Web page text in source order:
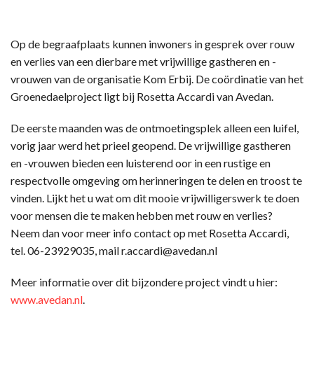
Op de begraafplaats kunnen inwoners in gesprek over rouw
en verlies van een dierbare met vrijwillige gastheren en -
vrouwen van de organisatie Kom Erbij. De coördinatie van het
Groenedaelproject ligt bij Rosetta Accardi van Avedan.
De eerste maanden was de ontmoetingsplek alleen een luifel,
vorig jaar werd het prieel geopend. De vrijwillige gastheren
en -vrouwen bieden een luisterend oor in een rustige en
respectvolle omgeving om herinneringen te delen en troost te
vinden. Lijkt het u wat om dit mooie vrijwilligerswerk te doen
voor mensen die te maken hebben met rouw en verlies?
Neem dan voor meer info contact op met Rosetta Accardi,
tel. 06-23929035, mail r.accardi@avedan.nl
Meer informatie over dit bijzondere project vindt u hier:
www.avedan.nl